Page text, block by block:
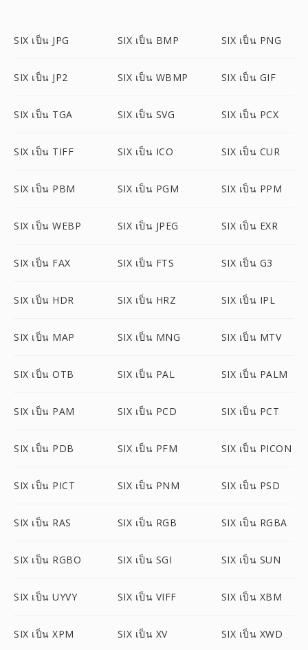
SIX เป็น JPG SIX เป็น BMP SIX เป็น PNG
SIX เป็น JP2 SIX เป็น WBMP SIX เป็น GIF
SIX เป็น TGA SIX เป็น SVG SIX เป็น PCX
SIX เป็น TIFF SIX เป็น ICO SIX เป็น CUR
SIX เป็น PBM SIX เป็น PGM SIX เป็น PPM
SIX เป็น WEBP SIX เป็น JPEG SIX เป็น EXR
SIX เป็น FAX SIX เป็น FTS SIX เป็น G3
SIX เป็น HDR SIX เป็น HRZ SIX เป็น IPL
SIX เป็น MAP SIX เป็น MNG SIX เป็น MTV
SIX เป็น OTB SIX เป็น PAL SIX เป็น PALM
SIX เป็น PAM SIX เป็น PCD SIX เป็น PCT
SIX เป็น PDB SIX เป็น PFM SIX เป็น PICON
SIX เป็น PICT SIX เป็น PNM SIX เป็น PSD
SIX เป็น RAS SIX เป็น RGB SIX เป็น RGBA
SIX เป็น RGBO SIX เป็น SGI SIX เป็น SUN
SIX เป็น UYVY SIX เป็น VIFF SIX เป็น XBM
SIX เป็น XPM SIX เป็น XV SIX เป็น XWD